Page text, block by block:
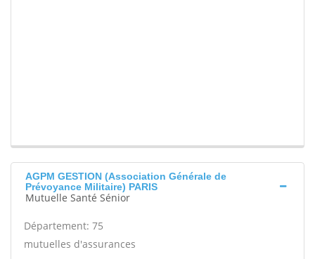
AGPM GESTION (Association Générale de
Prévoyance Militaire) PARIS
Mutuelle Santé Sénior
Département: 75
mutuelles d'assurances